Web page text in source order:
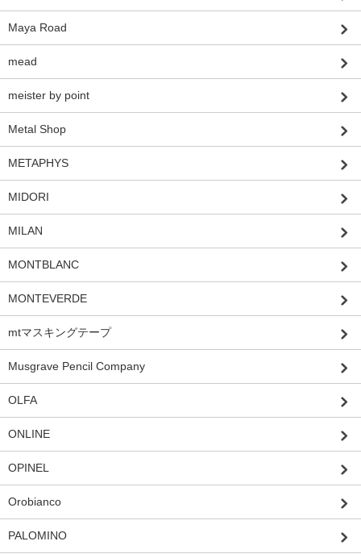
Maya Road
mead
meister by point
Metal Shop
METAPHYS
MIDORI
MILAN
MONTBLANC
MONTEVERDE
mtマスキングテープ
Musgrave Pencil Company
OLFA
ONLINE
OPINEL
Orobianco
PALOMINO